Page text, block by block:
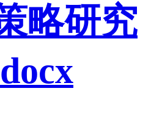
略研究